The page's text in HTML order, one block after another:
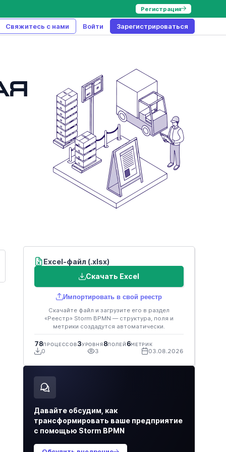
Регистрация
Свяжитесь с нами Войти Зарегистрироваться
Excel-файл (.xlsx)
Скачать Excel
Импортировать в свой реестр
Скачайте файл и загрузите его в раздел
«Реестр» Storm BPMN — структура, поля и
метрики создадутся автоматически.
78ПРОЦЕССОВ3УРОВНЯ8ПОЛЕЙ6МЕТРИК
0 3 03.08.2026
Давайте обсудим, как
трансформировать ваше предприятие
с помощью Storm BPMN